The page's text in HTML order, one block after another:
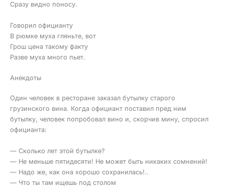
Сразу видно поносу.
Говорил официанту
В рюмке муха гляньте, вот
Грош цена такому факту
Разве муха много пьет.
Анекдоты
Один человек в ресторане заказал бутылку старого
грузинского вина. Когда официант поставил пред ним
бутылку, человек попробовал вино и, скорчив мину, спросил
официанта:
— Сколько лет этой бутылке?
— Не меньше пятидесяти! Не может быть никаких сомнений!
— Надо же, как она хорошо сохранилась!..
— Что ты там ищешь под столом